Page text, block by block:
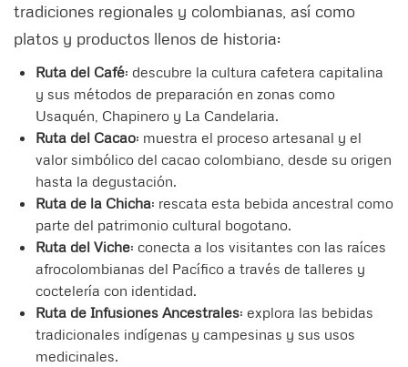
tradiciones regionales y colombianas, así como
platos y productos llenos de historia:
Ruta del Café: descubre la cultura cafetera capitalina
y sus métodos de preparación en zonas como
Usaquén, Chapinero y La Candelaria.
Ruta del Cacao: muestra el proceso artesanal y el
valor simbólico del cacao colombiano, desde su origen
hasta la degustación.
Ruta de la Chicha: rescata esta bebida ancestral como
parte del patrimonio cultural bogotano.
Ruta del Viche: conecta a los visitantes con las raíces
afrocolombianas del Pacífico a través de talleres y
coctelería con identidad.
Ruta de Infusiones Ancestrales: explora las bebidas
tradicionales indígenas y campesinas y sus usos
medicinales.